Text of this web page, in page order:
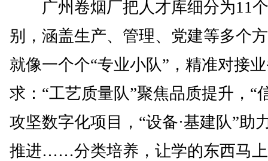
广州卷烟厂把人才库细分为11
别，涵盖生产、管理、党建等多个
就像一个个“专业小队”，精准对接
求：“工艺质量队”聚焦品质提升，“
攻坚数字化项目，“设备·基建队”助
推进……分类培养，让学的东西马